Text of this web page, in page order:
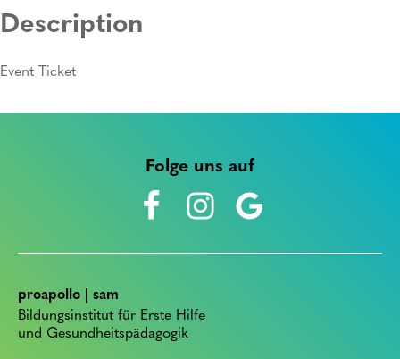
Description
Event Ticket
Folge uns auf
proapollo | sam
Bildungsinstitut für Erste Hilfe
und Gesundheitspädagogik